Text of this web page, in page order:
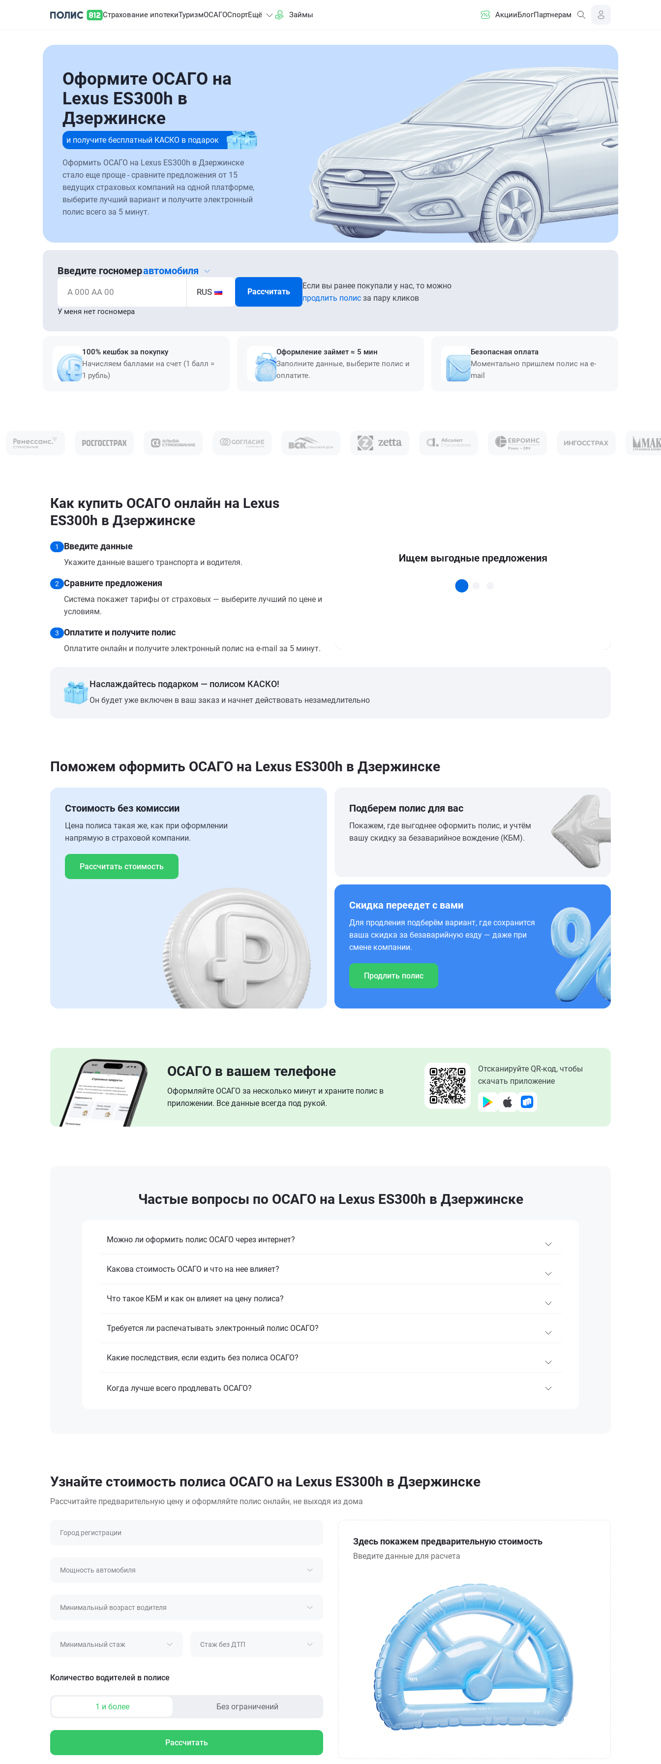
Страхование ипотекиТуризмОСАГОСпортЕщё Займы АкцииБлогПартнерам
Оформите ОСАГО на
Lexus ES300h в
Дзержинске
и получите бесплатный КАСКО в подарок
Оформить ОСАГО на Lexus ES300h в Дзержинске
стало еще проще - сравните предложения от 15
ведущих страховых компаний на одной платформе,
выберите лучший вариант и получите электронный
полис всего за 5 минут.
Введите госномеравтомобиля
А 000 АА 00 RUS Рассчитать
Если вы ранее покупали у нас, то можно
продлить полис за пару кликов
У меня нет госномера
100% кешбэк за покупку
Начисляем баллами на счет (1 балл =
1 рубль)
Оформление займет ≈ 5 мин
Заполните данные, выберите полис и
оплатите.
Безопасная оплата
Моментально пришлем полис на e-
mail
Как купить ОСАГО онлайн на Lexus
ES300h в Дзержинске
1 Введите данные
Укажите данные вашего транспорта и водителя.
2 Сравните предложения
Система покажет тарифы от страховых — выберите лучший по цене и
условиям.
3 Оплатите и получите полис
Оплатите онлайн и получите электронный полис на e-mail за 5 минут.
Наслаждайтесь подарком — полисом КАСКО!
Он будет уже включен в ваш заказ и начнет действовать незамедлительно
Поможем оформить ОСАГО на Lexus ES300h в Дзержинске
Стоимость без комиссии
Цена полиса такая же, как при оформлении
напрямую в страховой компании.
Рассчитать стоимость
Подберем полис для вас
Покажем, где выгоднее оформить полис, и учтём
вашу скидку за безаварийное вождение (КБМ).
Скидка переедет с вами
Для продления подберём вариант, где сохранится
ваша скидка за безаварийную езду — даже при
смене компании.
Продлить полис
ОСАГО в вашем телефоне
Оформляйте ОСАГО за несколько минут и храните полис в
приложении. Все данные всегда под рукой.
Отсканируйте QR-код, чтобы
скачать приложение
Частые вопросы по ОСАГО на Lexus ES300h в Дзержинске
Можно ли оформить полис ОСАГО через интернет?
Какова стоимость ОСАГО и что на нее влияет?
Что такое КБМ и как он влияет на цену полиса?
Требуется ли распечатывать электронный полис ОСАГО?
Какие последствия, если ездить без полиса ОСАГО?
Когда лучше всего продлевать ОСАГО?
Узнайте стоимость полиса ОСАГО на Lexus ES300h в Дзержинске
Рассчитайте предварительную цену и оформляйте полис онлайн, не выходя из дома
Город регистрации
Мощность автомобиля
Минимальный возраст водителя
Минимальный стаж Стаж без ДТП
Количество водителей в полисе
1 и более Без ограничений
Рассчитать
Здесь покажем предварительную стоимость
Введите данные для расчета